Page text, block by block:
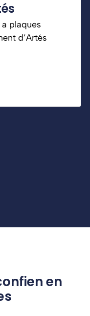
plaques
d’Artés
en